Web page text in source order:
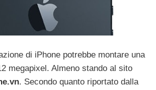
di iPhone potrebbe montare una
megapixel. Almeno stando al sito
. Secondo quanto riportato dalla